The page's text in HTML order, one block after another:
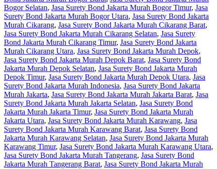
Bogor Selatan, Jasa Surety Bond Jakarta Murah Bogor Timur, Jasa
Surety Bond Jakarta Murah Bogor Utara, Jasa Surety Bond Jakarta
Murah Cikarang, Jasa Surety Bond Jakarta Murah Cikarang Barat,
Jasa Surety Bond Jakarta Murah Cikarang Selatan, Jasa Surety
Bond Jakarta Murah Cikarang Timur, Jasa Surety Bond Jakarta
Murah Cikarang Utara, Jasa Surety Bond Jakarta Murah Depok,
Jasa Surety Bond Jakarta Murah Depok Barat, Jasa Surety Bond
Jakarta Murah Depok Selatan, Jasa Surety Bond Jakarta Murah
Depok Timur, Jasa Surety Bond Jakarta Murah Depok Utara, Jasa
Surety Bond Jakarta Murah Indonesia, Jasa Surety Bond Jakarta
Murah Jakarta, Jasa Surety Bond Jakarta Murah Jakarta Barat, Jasa
Surety Bond Jakarta Murah Jakarta Selatan, Jasa Surety Bond
Jakarta Murah Jakarta Timur, Jasa Surety Bond Jakarta Murah
Jakarta Utara, Jasa Surety Bond Jakarta Murah Karawang, Jasa
Surety Bond Jakarta Murah Karawang Barat, Jasa Surety Bond
Jakarta Murah Karawang Selatan, Jasa Surety Bond Jakarta Murah
Karawang Timur, Jasa Surety Bond Jakarta Murah Karawang Utara,
Jasa Surety Bond Jakarta Murah Tangerang, Jasa Surety Bond
Jakarta Murah Tangerang Barat, Jasa Surety Bond Jakarta Murah